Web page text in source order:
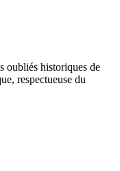
oubliés historiques de
respectueuse du